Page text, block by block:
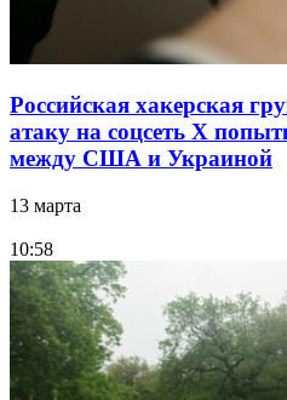
Российская хакерская
атаку на соцсеть Х
между США и Украиной
13 марта
10:58